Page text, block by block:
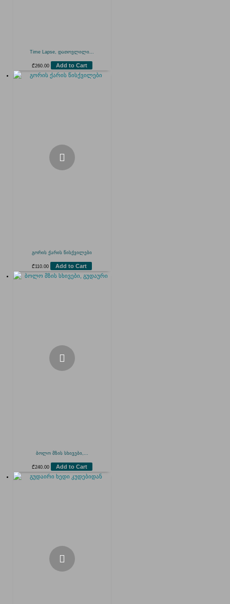
Time Lapse, დათოვლილი...
₾260.00 Add to Cart
გორის ქარის წისქვილები
₾ 110.00 Add to Cart
ბოლო მზის სხივები,...
₾240.00 Add to Cart